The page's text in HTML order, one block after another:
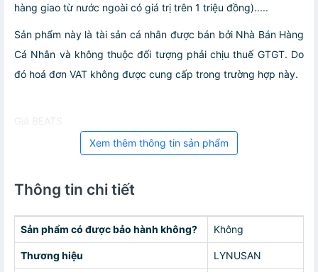
hàng giao từ nước ngoài có giá trị trên 1 triệu đồng).....
Sản phẩm này là tài sản cá nhân được bán bởi Nhà Bán Hàng
Cá Nhân và không thuộc đối tượng phải chịu thuế GTGT. Do
đó hoá đơn VAT không được cung cấp trong trường hợp này.
Giá BEATS
Xem thêm thông tin sản phẩm
Thông tin chi tiết
Sản phẩm có được bảo hành không? Không
Thương hiệu LYNUSAN